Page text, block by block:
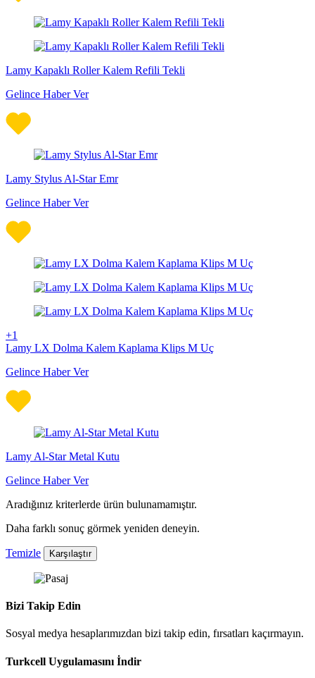
Lamy Kapaklı Roller Kalem Refili Tekli
Gelince Haber Ver
Lamy Stylus Al-Star Emr
Gelince Haber Ver
+1
Lamy LX Dolma Kalem Kaplama Klips M Uç
Gelince Haber Ver
Lamy Al-Star Metal Kutu
Gelince Haber Ver
Aradığınız kriterlerde ürün bulunamamıştır.
Daha farklı sonuç görmek yeniden deneyin.
Temizle Karşılaştır
Bizi Takip Edin
Sosyal medya hesaplarımızdan bizi takip edin, fırsatları kaçırmayın.
Turkcell Uygulamasını İndir